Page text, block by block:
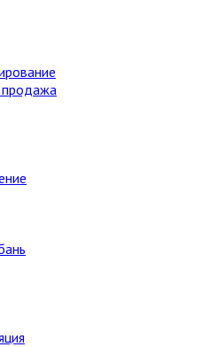
продажа